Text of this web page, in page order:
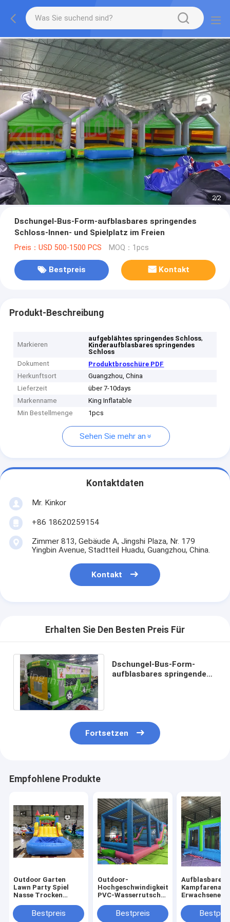
2/2
Dschungel-Bus-Form-aufblasbares springendes
Schloss-Innen- und Spielplatz im Freien
Preis：USD 500-1500 PCS MOQ：1pcs
Bestpreis Kontakt
Produkt-Beschreibung
Markieren
aufgeblähtes springendes Schloss,
Kinderaufblasbares springendes
Schloss
Dokument
Produktbroschüre PDF
Herkunftsort
Guangzhou, China
Lieferzeit
über 7-10days
Markenname
King Inflatable
Min Bestellmenge
1pcs
Sehen Sie mehr an
Kontaktdaten
Mr. Kinkor
+86 18620259154
Zimmer 813, Gebäude A, Jingshi Plaza, Nr. 179
Yingbin Avenue, Stadtteil Huadu, Guangzhou, China.
Kontakt
Erhalten Sie Den Besten Preis Für
Dschungel-Bus-Form-
aufblasbares springendes
Fortsetzen
Empfohlene Produkte
Outdoor Garten
Lawn Party Spiel
Nasse Trocken
Sprunghaus Combo
Hindernisplatz mit
Bestpreis
Outdoor-
Hochgeschwindigkeits-
PVC-Wasserrutsche
AufblasenBestpreis
Aufblasbare
Kampfarena
Erwachsene
Aufblasbare
Gladiatoren